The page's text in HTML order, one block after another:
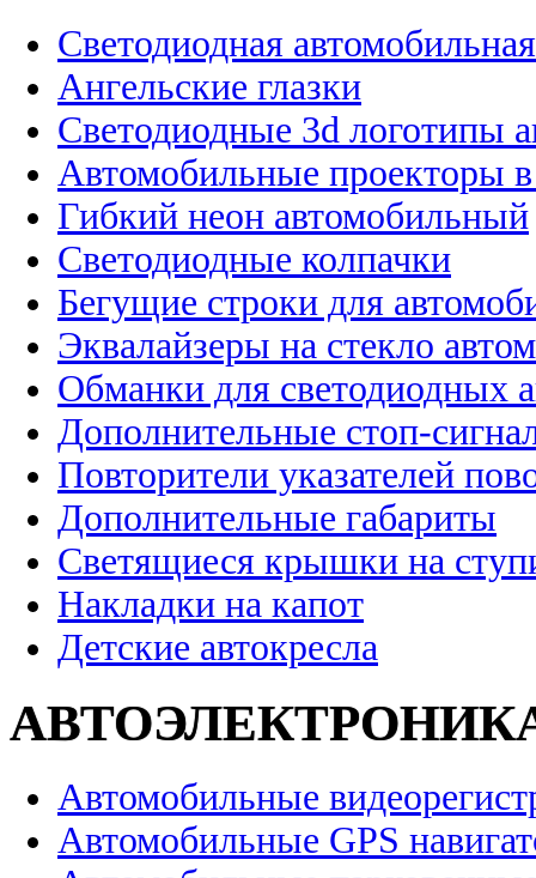
Светодиодная
Ангельские глазки
Светодиодные 3d логотипы
Автомобильные проекторы
Гибкий неон автомобильный
Светодиодные колпачки
Бегущие строки для
Эквалайзеры на стекло
Обманки для светодиодных
Дополнительные стоп-
Повторители указателей
Дополнительные габариты
Светящиеся крышки на
Накладки на капот
Детские автокресла
Автомобильные
Автомобильные GPS